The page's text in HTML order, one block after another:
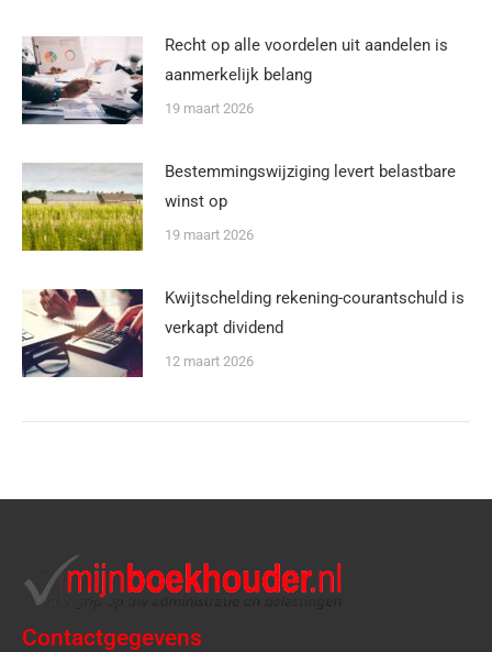
Recht op alle voordelen uit aandelen is
aanmerkelijk belang
19 maart 2026
Bestemmingswijziging levert belastbare
winst op
19 maart 2026
Kwijtschelding rekening-courantschuld is
verkapt dividend
12 maart 2026
Contactgegevens